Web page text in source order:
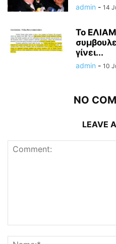
admin - 14
Το
γίνει...
admin - 10
NO
LEAVE